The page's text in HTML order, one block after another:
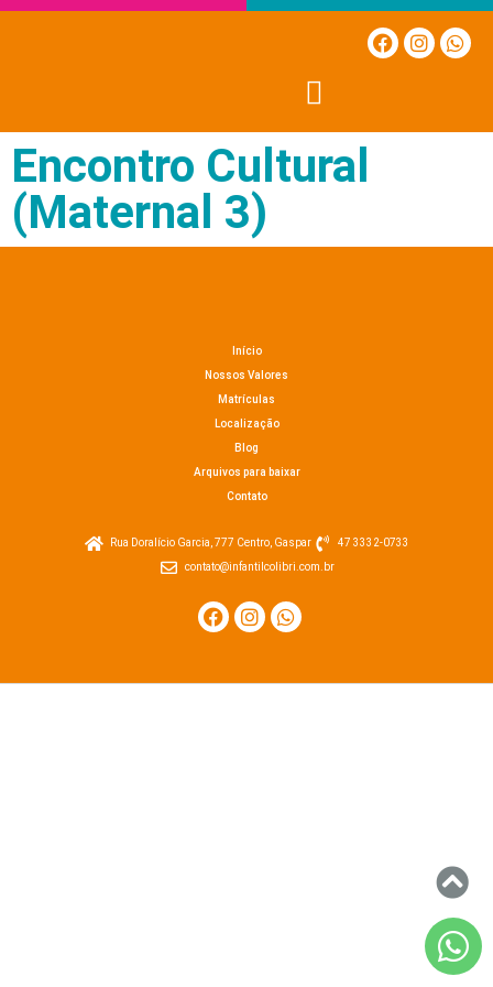
Encontro Cultural
(Maternal 3)
Início
Nossos Valores
Matrículas
Localização
Blog
Arquivos para baixar
Contato
Rua Doralício Garcia, 777 Centro, Gaspar
47 3332-0733
contato@infantilcolibri.com.br